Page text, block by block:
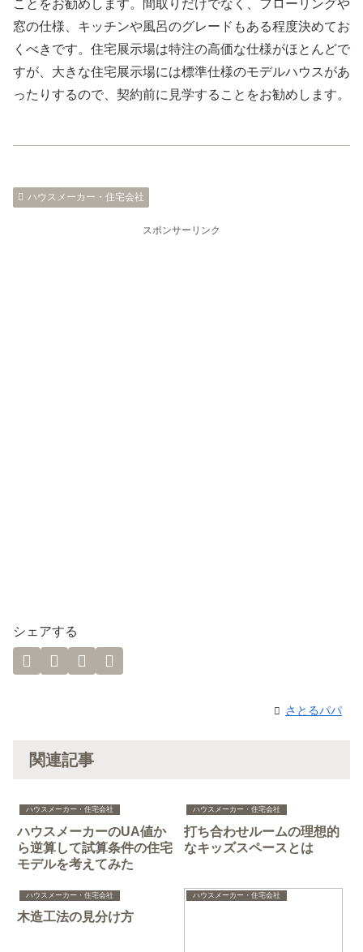
ことをお勧めします。間取りだけでなく、フローリングや
窓の仕様、キッチンや風呂のグレードもある程度決めてお
くべきです。住宅展示場は特注の高価な仕様がほとんどで
すが、大きな住宅展示場には標準仕様のモデルハウスがあ
ったりするので、契約前に見学することをお勧めします。
ハウスメーカー・住宅会社
スポンサーリンク
シェアする
さとるパパ
関連記事
ハウスメーカー・住宅会社
ハウスメーカーのUA値か
ら逆算して試算条件の住宅
モデルを考えてみた
ハウスメーカー・住宅会社
打ち合わせルームの理想的
なキッズスペースとは
ハウスメーカー・住宅会社
木造工法の見分け方
ハウスメーカー・住宅会社